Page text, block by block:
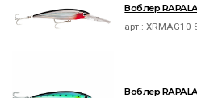
Воблер
арт.:XRMAG10-
Воблер